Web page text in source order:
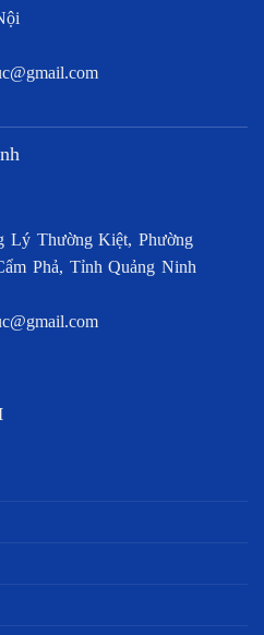
Lý Thường Kiệt, Phường
Phả, Tỉnh Quảng Ninh